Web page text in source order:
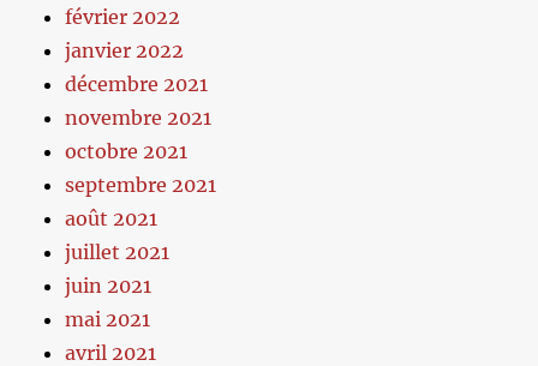
février 2022
janvier 2022
décembre 2021
novembre 2021
octobre 2021
septembre 2021
août 2021
juillet 2021
juin 2021
mai 2021
avril 2021